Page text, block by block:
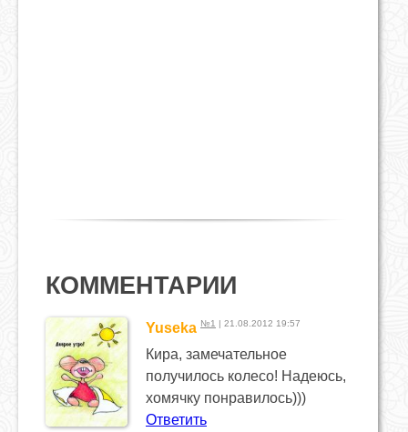
КОММЕНТАРИИ
Yuseka №1 | 21.08.2012 19:57
Кира, замечательное
получилось колесо! Надеюсь,
хомячку понравилось)))
Ответить